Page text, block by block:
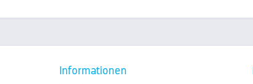
Informationen